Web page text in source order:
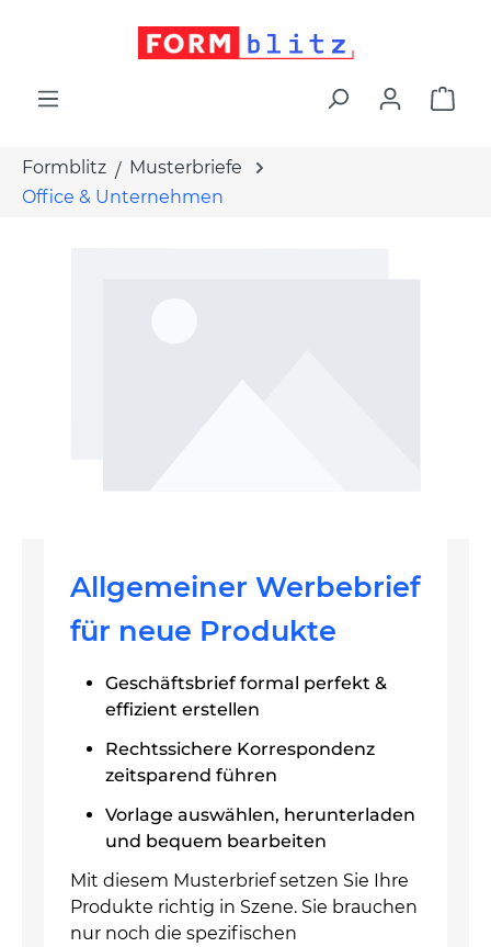
Formblitz
Musterbriefe
Office & Unternehmen
Allgemeiner Werbebrief
für neue Produkte
Geschäftsbrief formal perfekt &
effizient erstellen
Rechtssichere Korrespondenz
zeitsparend führen
Vorlage auswählen, herunterladen
und bequem bearbeiten
Mit diesem Musterbrief setzen Sie Ihre
Produkte richtig in Szene. Sie brauchen
nur noch die spezifischen